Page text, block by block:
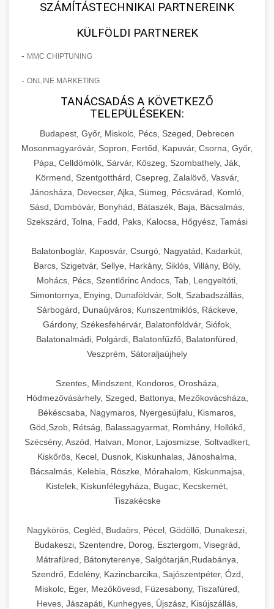
SZÁMÍTÁSTECHNIKAI PARTNEREINK
KÜLFÖLDI PARTNEREK
- MMC CHIPTUNING
- ONLINE MARKETING
TANÁCSADÁS A KÖVETKEZŐ
TELEPÜLÉSEKEN:
Budapest, Győr, Miskolc, Pécs, Szeged, Debrecen
Mosonmagyaróvár, Sopron, Fertőd, Kapuvár, Csorna, Győr,
Pápa, Celldömölk, Sárvár, Kőszeg, Szombathely, Ják,
Körmend, Szentgotthárd, Csepreg, Zalalövő, Vasvár,
Jánosháza, Devecser, Ajka, Sümeg, Pécsvárad, Komló,
Sásd, Dombóvár, Bonyhád, Bátaszék, Baja, Bácsalmás,
Szekszárd, Tolna, Fadd, Paks, Kalocsa, Hőgyész, Tamási
Balatonboglár, Kaposvár, Csurgó, Nagyatád, Kadarkút,
Barcs, Szigetvár, Sellye, Harkány, Siklós, Villány, Bóly,
Mohács, Pécs, Szentlőrinc Andocs, Tab, Lengyeltóti,
Simontornya, Enying, Dunaföldvár, Solt, Szabadszállás,
Sárbogárd, Dunaújváros, Kunszentmiklós, Ráckeve,
Gárdony, Székesfehérvár, Balatonföldvár, Siófok,
Balatonalmádi, Polgárdi, Balatonfűzfő, Balatonfüred,
Veszprém, Sátoraljaújhely
Szentes, Mindszent, Kondoros, Orosháza,
Hódmezővásárhely, Szeged, Battonya, Mezőkovácsháza,
Békéscsaba, Nagymaros, Nyergesújfalu, Kismaros,
Göd,Szob, Rétság, Balassagyarmat, Romhány, Hollókő,
Szécsény, Aszód, Hatvan, Monor, Lajosmizse, Soltvadkert,
Kiskőrös, Kecel, Dusnok, Kiskunhalas, Jánoshalma,
Bácsalmás, Kelebia, Röszke, Mórahalom, Kiskunmajsa,
Kistelek, Kiskunfélegyháza, Bugac, Kecskemét,
Tiszakécske
Nagykörös, Cegléd, Budaörs, Pécel, Gödöllő, Dunakeszi,
Budakeszi, Szentendre, Dorog, Esztergom, Visegrád,
Mátrafüred, Bátonyterenye, Salgótarján,Rudabánya,
Szendrő, Edelény, Kazincbarcika, Sajószentpéter, Ózd,
Miskolc, Eger, Mezőkövesd, Füzesabony, Tiszafüred,
Heves, Jászapáti, Kunhegyes, Újszász, Kisújszállás,